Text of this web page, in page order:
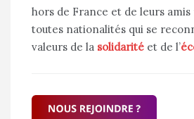
hors de France et de leurs
toutes nationalités qui se
valeurs de la solidarité et de l’